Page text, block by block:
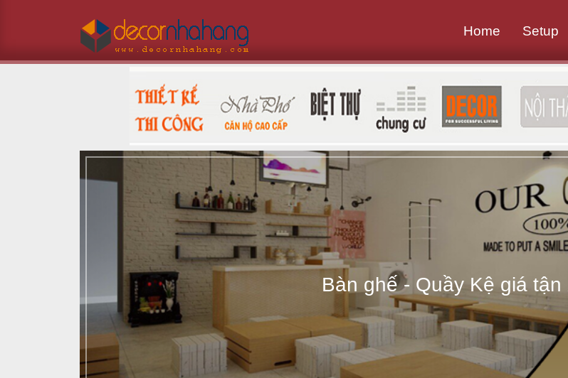
Home Setup
B
n
g
ế
Q
u
ầ
Bàn ghế - Quầy Kệ giá